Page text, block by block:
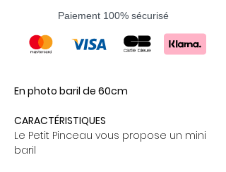
Paiement 100% sécurisé
En photo baril de 60cm
CARACTÉRISTIQUES
Le Petit Pinceau vous propose un mini
baril